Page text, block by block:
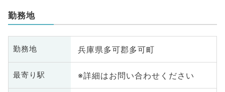
勤務地
勤務地 兵庫県多可郡多可町
最寄り駅 ※詳細はお問い合わせください